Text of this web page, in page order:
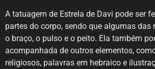
A tatuagem de Estrela de Davi pode ser
partes do corpo, sendo que algumas
o braço, o pulso e o peito. Ela também
acompanhada de outros elementos,
religiosos, palavras em hebraico e